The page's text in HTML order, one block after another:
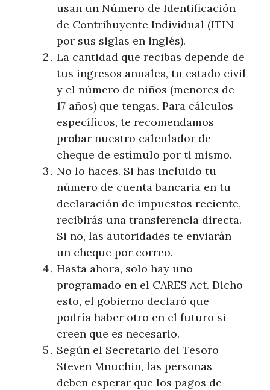
usan un Número de Identificación
de Contribuyente Individual (ITIN
por sus siglas en inglés).
La cantidad que recibas depende de
tus ingresos anuales, tu estado civil
y el número de niños (menores de
17 años) que tengas. Para cálculos
específicos, te recomendamos
probar nuestro calculador de
cheque de estímulo por ti mismo.
No lo haces. Si has incluido tu
número de cuenta bancaria en tu
declaración de impuestos reciente,
recibirás una transferencia directa.
Si no, las autoridades te enviarán
un cheque por correo.
Hasta ahora, solo hay uno
programado en el CARES Act. Dicho
esto, el gobierno declaró que
podría haber otro en el futuro si
creen que es necesario.
Según el Secretario del Tesoro
Steven Mnuchin, las personas
deben esperar que los pagos de